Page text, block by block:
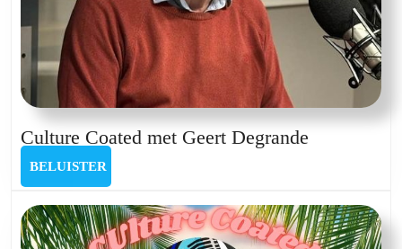
Culture Coated met Geert Degrande
Geert
Degrande
BELUISTER